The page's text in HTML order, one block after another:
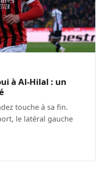
à Al-Hilal : un
touche à sa fin.
le latéral gauche